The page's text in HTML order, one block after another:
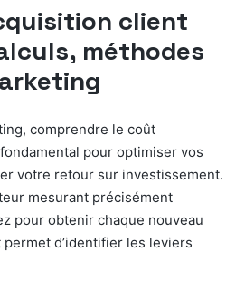
client
méthodes
comprendre le coût
pour optimiser vos
votre retour sur investissement.
mesurant précisément
pour obtenir chaque nouveau
d’identifier les leviers